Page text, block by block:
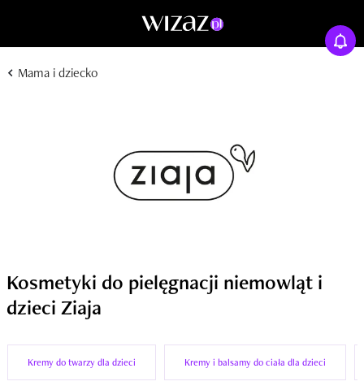
Mama i dziecko
Kosmetyki do pielęgnacji niemowląt i
dzieci Ziaja
Kremy do twarzy dla dzieci Kremy i balsamy do ciała dla dzieci